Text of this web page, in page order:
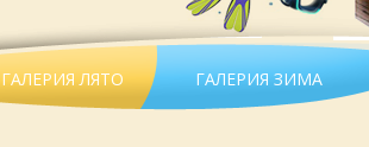
ГАЛЕРИЯ ЛЯТО ГАЛЕРИЯ ЗИМА